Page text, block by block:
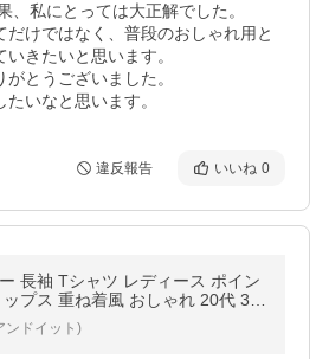
、私にとっては大正解でした。
だけではなく、普段のおしゃれ用と
きたいと思います。
とうございました。
いなと思います。
違反報告 いいね 0
長袖 Tシャツ レディース ポイン
ップス 重ね着風 おしゃれ 20代 30
しゃれ
ンドイット)